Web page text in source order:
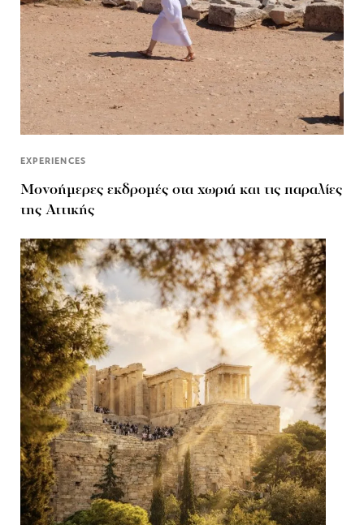
EXPERIENCES
Μονοήμερες εκδρομές στα χωριά και τις παραλίες
της Αττικής